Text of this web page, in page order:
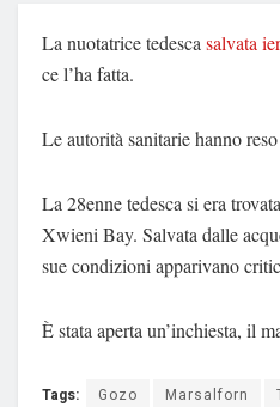
La nuotatrice tedesca salvata
ce l’ha fatta.
Le autorità sanitarie hanno
La 28enne tedesca si era
Xwieni Bay. Salvata dalle
sue condizioni apparivano
È stata aperta un’inchiesta, il
Tags: Gozo Marsalforn